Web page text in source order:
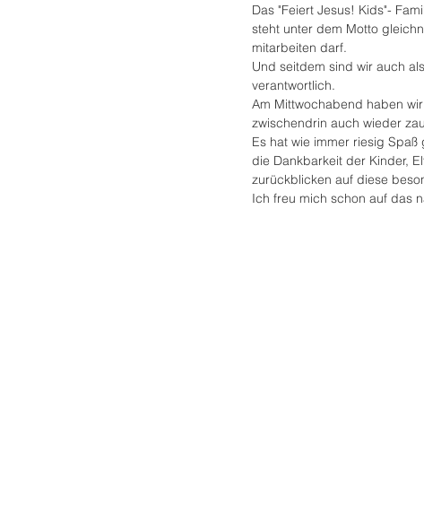
Das "Feiert Jesus! Kids"-
steht unter dem Motto
mitarbeiten darf.
Und seitdem sind wir auch
verantwortlich.
Am Mittwochabend haben
zwischendrin auch wieder
Es hat wie immer riesig
die Dankbarkeit der Kinder,
zurückblicken auf diese
Ich freu mich schon auf das